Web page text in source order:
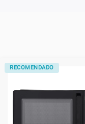
RECOMENDADO